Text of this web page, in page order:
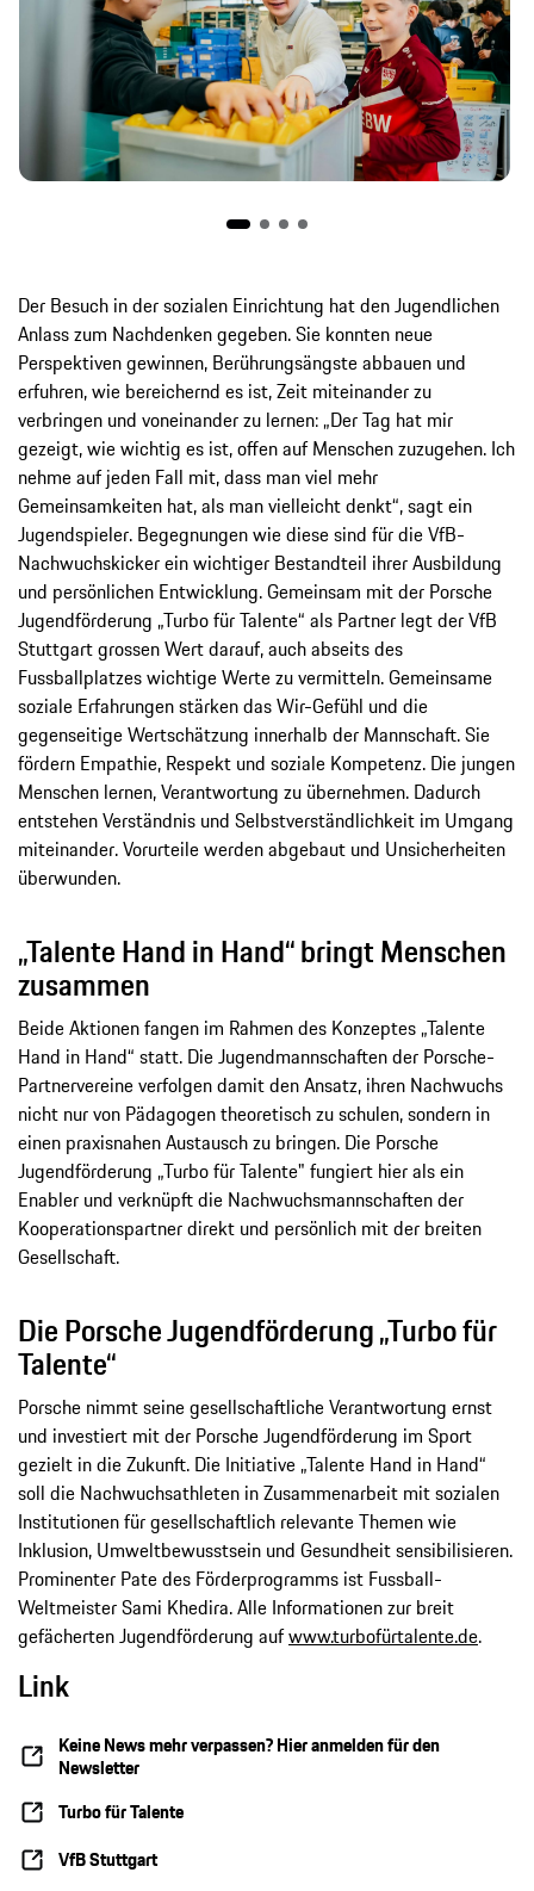
Der Besuch in der sozialen Einrichtung hat den Jugendlichen
Anlass zum Nachdenken gegeben. Sie konnten neue
Perspektiven gewinnen, Berührungsängste abbauen und
erfuhren, wie bereichernd es ist, Zeit miteinander zu
verbringen und voneinander zu lernen: „Der Tag hat mir
gezeigt, wie wichtig es ist, offen auf Menschen zuzugehen. Ich
nehme auf jeden Fall mit, dass man viel mehr
Gemeinsamkeiten hat, als man vielleicht denkt“, sagt ein
Jugendspieler. Begegnungen wie diese sind für die VfB-
Nachwuchskicker ein wichtiger Bestandteil ihrer Ausbildung
und persönlichen Entwicklung. Gemeinsam mit der Porsche
Jugendförderung „Turbo für Talente“ als Partner legt der VfB
Stuttgart grossen Wert darauf, auch abseits des
Fussballplatzes wichtige Werte zu vermitteln. Gemeinsame
soziale Erfahrungen stärken das Wir-Gefühl und die
gegenseitige Wertschätzung innerhalb der Mannschaft. Sie
fördern Empathie, Respekt und soziale Kompetenz. Die jungen
Menschen lernen, Verantwortung zu übernehmen. Dadurch
entstehen Verständnis und Selbstverständlichkeit im Umgang
miteinander. Vorurteile werden abgebaut und Unsicherheiten
überwunden.
„Talente Hand in Hand“ bringt Menschen
zusammen
Beide Aktionen fangen im Rahmen des Konzeptes „Talente
Hand in Hand“ statt. Die Jugendmannschaften der Porsche-
Partnervereine verfolgen damit den Ansatz, ihren Nachwuchs
nicht nur von Pädagogen theoretisch zu schulen, sondern in
einen praxisnahen Austausch zu bringen. Die Porsche
Jugendförderung „Turbo für Talente" fungiert hier als ein
Enabler und verknüpft die Nachwuchsmannschaften der
Kooperationspartner direkt und persönlich mit der breiten
Gesellschaft.
Die Porsche Jugendförderung „Turbo für
Talente“
Porsche nimmt seine gesellschaftliche Verantwortung ernst
und investiert mit der Porsche Jugendförderung im Sport
gezielt in die Zukunft. Die Initiative „Talente Hand in Hand“
soll die Nachwuchsathleten in Zusammenarbeit mit sozialen
Institutionen für gesellschaftlich relevante Themen wie
Inklusion, Umweltbewusstsein und Gesundheit sensibilisieren.
Prominenter Pate des Förderprogramms ist Fussball-
Weltmeister Sami Khedira. Alle Informationen zur breit
gefächerten Jugendförderung aufwww.turbofürtalente.de.
Link
Keine News mehr verpassen? Hier anmelden für den
Newsletter
Turbo für Talente
VfB Stuttgart